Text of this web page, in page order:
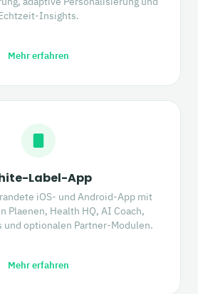
Insights.
Mehr erfahren
Label-App
iOS- und Android-App mit
Plaenen, Health HQ, AI Coach,
und optionalen Partner-Modulen.
Mehr erfahren